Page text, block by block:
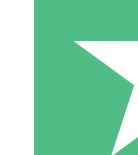
Paquetes de
Paga según el uso con